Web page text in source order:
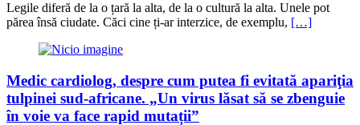
Legile diferă de la o țară la alta, de la o cultură la alta. Unele pot
părea însă ciudate. Căci cine ți-ar interzice, de exemplu, […]
Medic cardiolog, despre cum putea fi evitată apariţia
tulpinei sud-africane. „Un virus lăsat să se zbenguie
în voie va face rapid mutații”